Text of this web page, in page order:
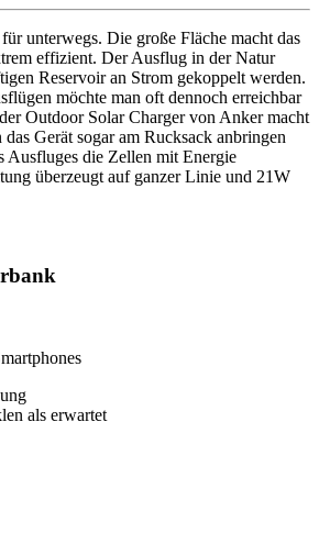
unterwegs. Die große Fläche macht das
effizient. Der Ausflug in der Natur
Reservoir an Strom gekoppelt werden.
möchte man oft dennoch erreichbar
Outdoor Solar Charger von Anker macht
Gerät sogar am Rucksack anbringen
Ausfluges die Zellen mit Energie
überzeugt auf ganzer Linie und 21W
als erwartet